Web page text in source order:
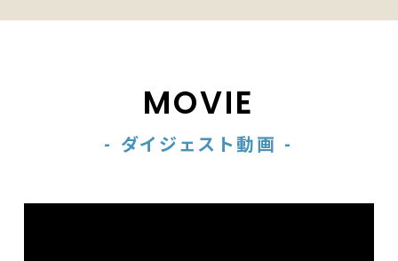
MOVIE
- ダイジェスト動画 -